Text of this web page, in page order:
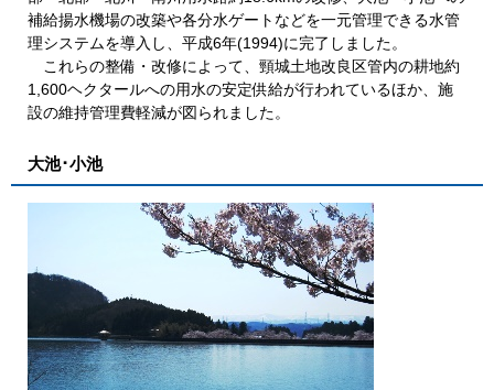
補給揚水機場の改築や各分水ゲートなどを一元管理できる水管
理システムを導入し、平成6年(1994)に完了しました。
これらの整備・改修によって、頸城土地改良区管内の耕地約
1,600ヘクタールへの用水の安定供給が行われているほか、施
設の維持管理費軽減が図られました。
大池･小池